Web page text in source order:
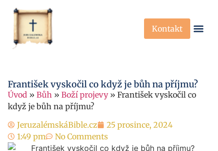
Kontakt
František vyskočil co když je bůh na příjmu?
Úvod » Bůh » Boží projevy» František vyskočil co
když je bůh na příjmu?
JeruzalémskáBible.cz
25 prosince, 2024
1:49 pm
No Comments